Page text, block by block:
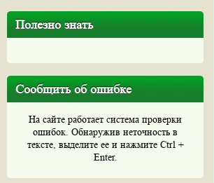
Полезно знать
Сообщить об ошибке
На сайте работает система проверки
ошибок. Обнаружив неточность в
тексте, выделите ее и нажмите Ctrl +
Enter.